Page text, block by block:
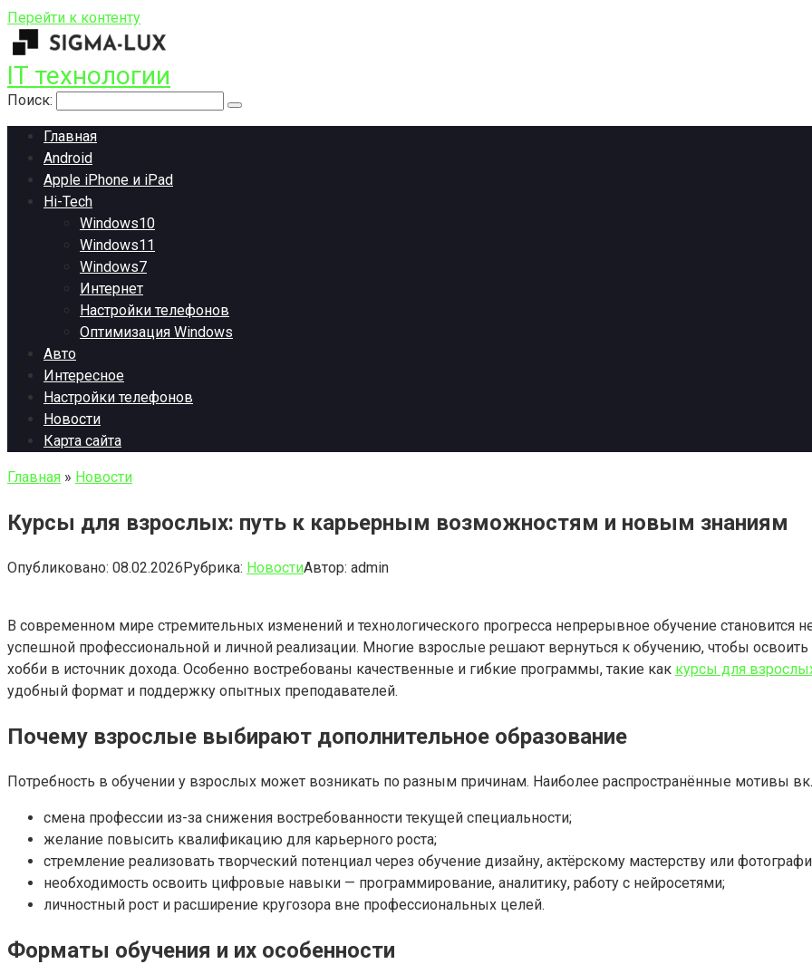
Перейти к контенту
IT технологии
Поиск:
Главная
Android
Apple iPhone и iPad
Hi-Tech
Windows10
Windows11
Windows7
Интернет
Настройки телефонов
Оптимизация Windows
Авто
Интересное
Настройки телефонов
Новости
Карта сайта
Главная » Новости
Курсы для взрослых: путь к карьерным возможностям и новым знаниям
Опубликовано: 08.02.2026Рубрика: НовостиАвтор: admin
В современном мире стремительных изменений и технологического прогресса непрерывное обучение
успешной профессиональной и личной реализации. Многие взрослые решают вернуться к обучению, чтобы
хобби в источник дохода. Особенно востребованы качественные и гибкие программы, такие как курсы для
удобный формат и поддержку опытных преподавателей.
Почему взрослые выбирают дополнительное образование
Потребность в обучении у взрослых может возникать по разным причинам. Наиболее распространённые мотивы
смена профессии из-за снижения востребованности текущей специальности;
желание повысить квалификацию для карьерного роста;
стремление реализовать творческий потенциал через обучение дизайну, актёрскому мастерству или
необходимость освоить цифровые навыки — программирование, аналитику, работу с нейросетями;
личностный рост и расширение кругозора вне профессиональных целей.
Форматы обучения и их особенности